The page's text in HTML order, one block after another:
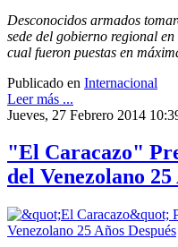
Desconocidos armados
sede del gobierno regional
cual fueron puestas en
Publicado en Internacional
Leer más ...
Jueves, 27 Febrero 2014
"El Caracazo"
del Venezolano 25